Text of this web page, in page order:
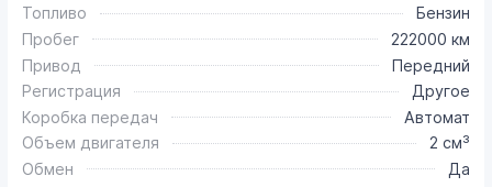
Топливо
Бензин
Пробег
222000 км
Привод
Передний
Регистрация
Другое
Коробка передач
Автомат
Объем двигателя
2 см³
Обмен
Да